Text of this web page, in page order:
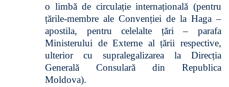
o limbă de circulație internațională (pentru
țările-membre ale Convenției de la Haga –
apostila, pentru celelalte țări – parafa
Ministerului de Externe al țării respective,
ulterior cu supralegalizarea la Direcția
Generală Consulară din Republica
Moldova).